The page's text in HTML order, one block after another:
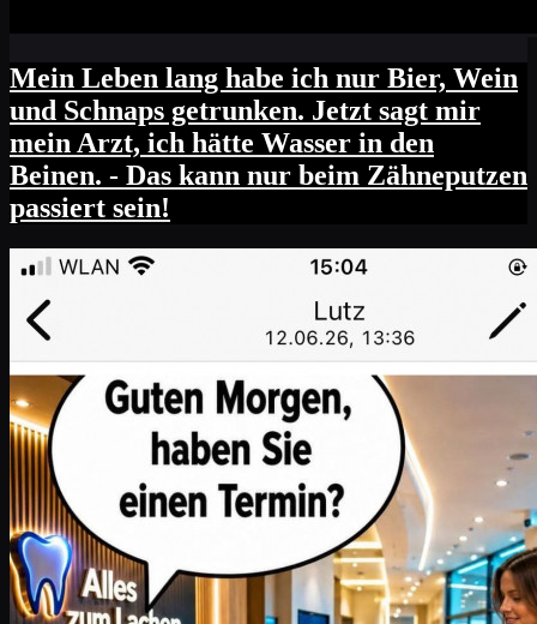
Mein Leben lang habe ich nur Bier, Wein
und Schnaps getrunken. Jetzt sagt mir
mein Arzt, ich hätte Wasser in den
Beinen. - Das kann nur beim Zähneputzen
passiert sein!